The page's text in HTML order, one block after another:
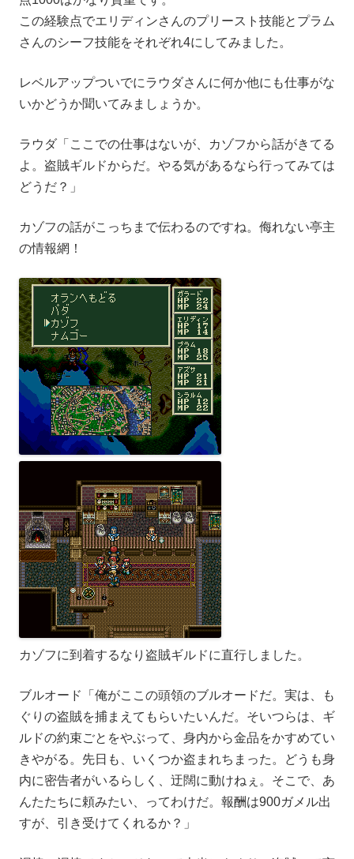
この経験点でエリディンさんのプリースト技能とプラム
さんのシーフ技能をそれぞれ4にしてみました。
レベルアップついでにラウダさんに何か他にも仕事がな
いかどうか聞いてみましょうか。
ラウダ「ここでの仕事はないが、カゾフから話がきてる
よ。盗賊ギルドからだ。やる気があるなら行ってみては
どうだ？」
カゾフの話がこっちまで伝わるのですね。侮れない亭主
の情報網！
カゾフに到着するなり盗賊ギルドに直行しました。
ブルオード「俺がここの頭領のブルオードだ。実は、も
ぐりの盗賊を捕まえてもらいたいんだ。そいつらは、ギ
ルドの約束ごとをやぶって、身内から金品をかすめてい
きやがる。先日も、いくつか盗まれちまった。どうも身
内に密告者がいるらしく、迂闊に動けねぇ。そこで、あ
んたたちに頼みたい、ってわけだ。報酬は900ガメル出
すが、引き受けてくれるか？」